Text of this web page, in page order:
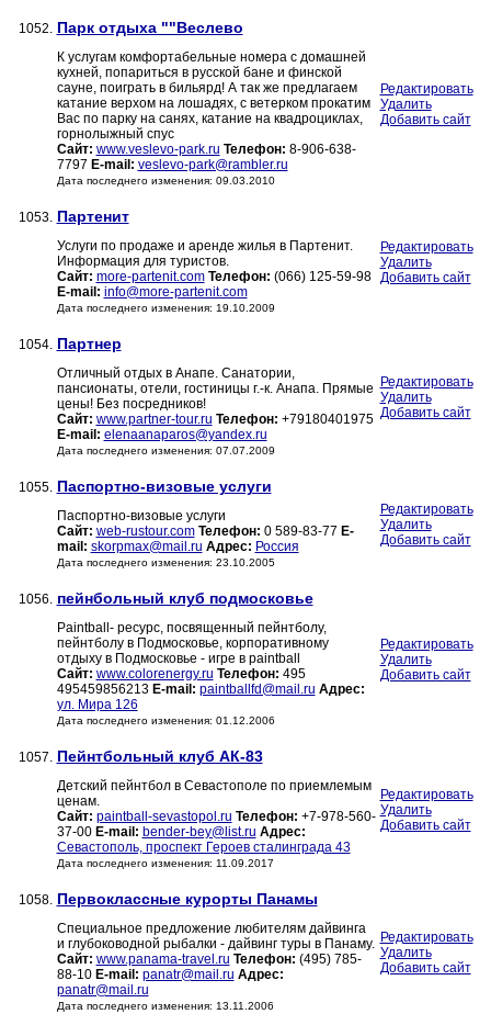
1052. Парк отдыха ""Веслево
К услугам комфортабельные номера с домашней
кухней, попариться в русской бане и финской
сауне, поиграть в бильярд! А так же предлагаем
катание верхом на лошадях, с ветерком прокатим
Вас по парку на санях, катание на квадроциклах,
горнолыжный спус
Сайт: www.veslevo-park.ru Телефон: 8-906-638-
7797 E-mail: veslevo-park@rambler.ru
Дата последнего изменения: 09.03.2010
Редактировать
Удалить
Добавить сайт
1053. Партенит
Услуги по продаже и аренде жилья в Партенит.
Информация для туристов.
Сайт: more-partenit.com Телефон: (066) 125-59-98
E-mail: info@more-partenit.com
Дата последнего изменения: 19.10.2009
Редактировать
Удалить
Добавить сайт
1054. Партнер
Отличный отдых в Анапе. Санатории,
пансионаты, отели, гостиницы г.-к. Анапа. Прямые
цены! Без посредников!
Сайт: www.partner-tour.ru Телефон: +79180401975
E-mail: elenaanaparos@yandex.ru
Дата последнего изменения: 07.07.2009
Редактировать
Удалить
Добавить сайт
1055. Паспортно-визовые услуги
Паспортно-визовые услуги
Сайт: web-rustour.com Телефон: 0 589-83-77 E-
mail: skorpmax@mail.ru Адрес: Россия
Дата последнего изменения: 23.10.2005
Редактировать
Удалить
Добавить сайт
1056. пейнбольный клуб подмосковье
Paintball- ресурс, посвященный пейнтболу,
пейнтболу в Подмосковье, корпоративному
отдыху в Подмосковье - игре в paintball
Сайт: www.colorenergy.ru Телефон: 495
495459856213 E-mail: paintballfd@mail.ru Адрес:
ул. Мира 126
Дата последнего изменения: 01.12.2006
Редактировать
Удалить
Добавить сайт
1057. Пейнтбольный клуб АК-83
Детский пейнтбол в Севастополе по приемлемым
ценам.
Сайт: paintball-sevastopol.ru Телефон: +7-978-560-
37-00 E-mail: bender-bey@list.ru Адрес:
Севастополь, проспект Героев сталинграда 43
Дата последнего изменения: 11.09.2017
Редактировать
Удалить
Добавить сайт
1058. Первоклассные курорты Панамы
Специальное предложение любителям дайвинга
и глубоководной рыбалки - дайвинг туры в Панаму.
Сайт: www.panama-travel.ru Телефон: (495) 785-
88-10 E-mail: panatr@mail.ru Адрес:
panatr@mail.ru
Дата последнего изменения: 13.11.2006
Редактировать
Удалить
Добавить сайт